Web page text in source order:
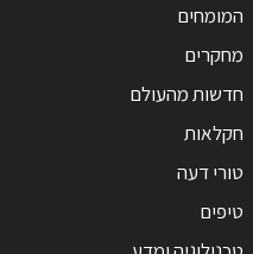
המומחים
מחקרים
חדשות מהעולם
חקלאות
טורי דעה
טיפים